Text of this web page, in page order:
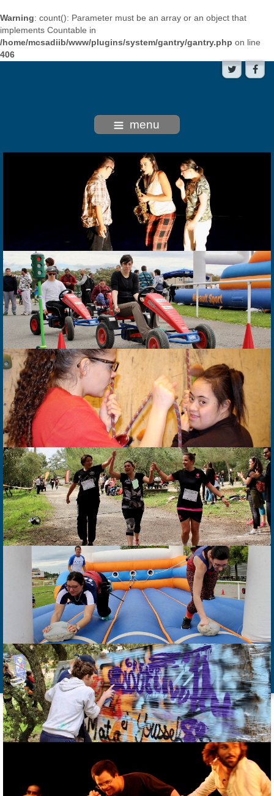
Warning: count(): Parameter must be an array or an object that
implements Countable in
/home/mcsadiib/www/plugins/system/gantry/gantry.php on line
406
menu